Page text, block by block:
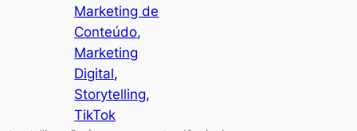
Marketing de
Conteúdo
Marketing
Digital
Storytelling
TikTok